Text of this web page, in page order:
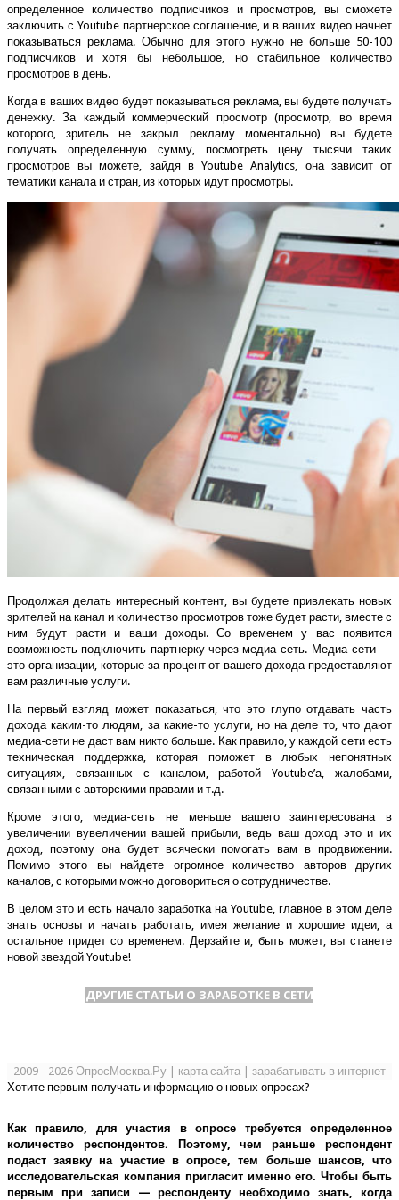
определенное количество подписчиков и просмотров, вы сможете
заключить с Youtube партнерское соглашение, и в ваших видео начнет
показываться реклама. Обычно для этого нужно не больше 50-100
подписчиков и хотя бы небольшое, но стабильное количество
просмотров в день.
Когда в ваших видео будет показываться реклама, вы будете получать
денежку. За каждый коммерческий просмотр (просмотр, во время
которого, зритель не закрыл рекламу моментально) вы будете
получать определенную сумму, посмотреть цену тысячи таких
просмотров вы можете, зайдя в Youtube Analytics, она зависит от
тематики канала и стран, из которых идут просмотры.
Продолжая делать интересный контент, вы будете привлекать новых
зрителей на канал и количество просмотров тоже будет расти, вместе с
ним будут расти и ваши доходы. Со временем у вас появится
возможность подключить партнерку через медиа-сеть. Медиа-сети —
это организации, которые за процент от вашего дохода предоставляют
вам различные услуги.
На первый взгляд может показаться, что это глупо отдавать часть
дохода каким-то людям, за какие-то услуги, но на деле то, что дают
медиа-сети не даст вам никто больше. Как правило, у каждой сети есть
техническая поддержка, которая поможет в любых непонятных
ситуациях, связанных с каналом, работой Youtube’а, жалобами,
связанными с авторскими правами и т.д.
Кроме этого, медиа-сеть не меньше вашего заинтересована в
увеличении вувеличении вашей прибыли, ведь ваш доход это и их
доход, поэтому она будет всячески помогать вам в продвижении.
Помимо этого вы найдете огромное количество авторов других
каналов, с которыми можно договориться о сотрудничестве.
В целом это и есть начало заработка на Youtube, главное в этом деле
знать основы и начать работать, имея желание и хорошие идеи, а
остальное придет со временем. Дерзайте и, быть может, вы станете
новой звездой Youtube!
ДРУГИЕ СТАТЬИ О ЗАРАБОТКЕ В СЕТИ
2009 - 2026 ОпросМосква.Ру карта сайта
зарабатывать в интернет
Хотите первым получать информацию о новых опросах?
Как правило, для участия в опросе требуется определенное
количество респондентов. Поэтому, чем раньше респондент
подаст заявку на участие в опросе, тем больше шансов, что
исследовательская компания пригласит именно его.Чтобы быть
первым при записи — респонденту необходимо знать, когда